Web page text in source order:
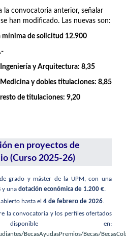
la convocatoria anterior, señalar
han modificado. Las nuevas son:
mínima de solicitud 12.900
y Arquitectura: 8,35
y dobles titulaciones: 8,85
de titulaciones: 9,20
en proyectos de
(Curso 2025-26)
grado y máster de la UPM, con una
y una dotación económica de 1.200 €
hasta el 4 de febrero de 2026.
la convocatoria y los perfiles ofertados
en:
BecasAyudasPremios/Becas/